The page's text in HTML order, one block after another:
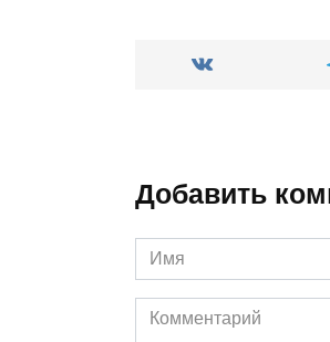
Добавить
Имя
*
Комментарий